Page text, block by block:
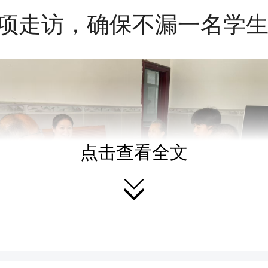
走访，确保不漏一名学
点击查看全文
